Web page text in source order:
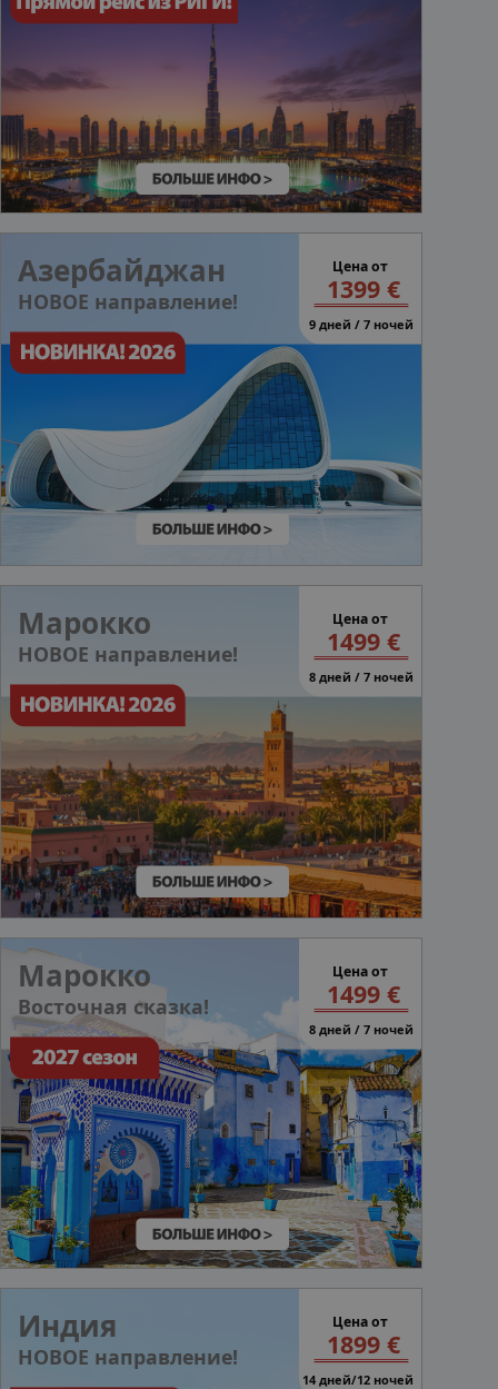
Азербайджан
НОВОЕ направление!
Цена от
1399 €
9 дней / 7 ночей
Марокко
НОВОЕ направление!
Цена от
1499 €
8 дней / 7 ночей
Марокко
Восточная сказка!
Цена от
1499 €
8 дней / 7 ночей
Индия
НОВОЕ направление!
Цена от
1899 €
14 дней/12 ночей